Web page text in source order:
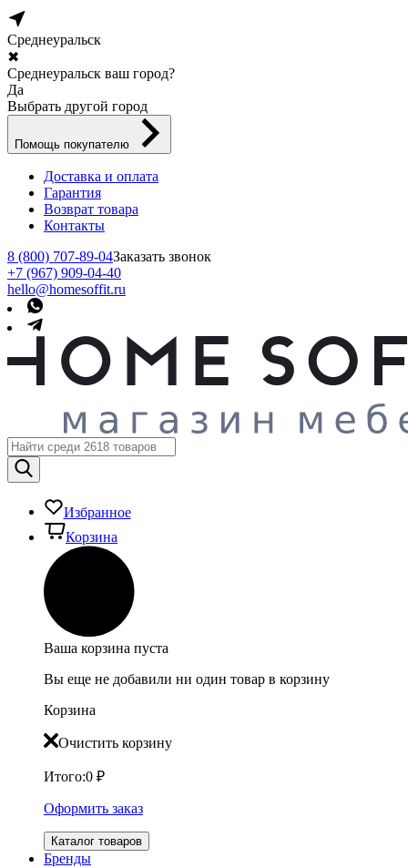
Среднеуральск
✖
Среднеуральск ваш город?
Да
Выбрать другой город
Помощь покупателю
Доставка и оплата
Гарантия
Возврат товара
Контакты
8 (800) 707-89-04Заказать звонок
+7 (967) 909-04-40
hello@homesoffit.ru
Избранное
Корзина
Ваша корзина пуста
Вы еще не добавили ни один товар в корзину
Корзина
Очистить корзину
Итого:0 ₽
Оформить заказ
Каталог товаров
Бренды